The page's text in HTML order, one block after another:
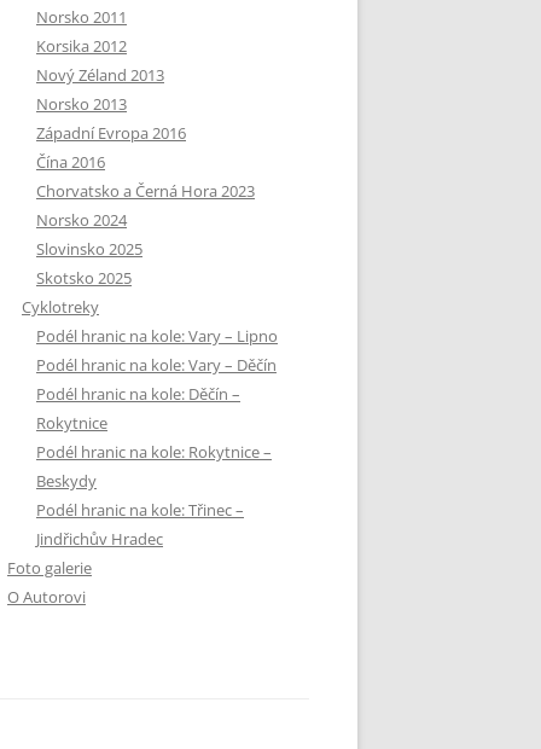
Norsko 2011
Korsika 2012
Nový Zéland 2013
Norsko 2013
Západní Evropa 2016
Čína 2016
Chorvatsko a Černá Hora 2023
Norsko 2024
Slovinsko 2025
Skotsko 2025
Cyklotreky
Podél hranic na kole: Vary – Lipno
Podél hranic na kole: Vary – Děčín
Podél hranic na kole: Děčín –
Rokytnice
Podél hranic na kole: Rokytnice –
Beskydy
Podél hranic na kole: Třinec –
Jindřichův Hradec
Foto galerie
O Autorovi